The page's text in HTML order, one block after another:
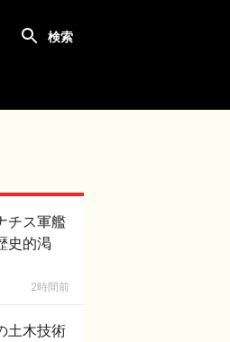
チス軍艦
史的渇
2時間前
土木技術